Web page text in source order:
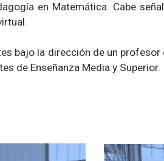
en Matemática. Cabe
bajo la dirección de un
de Enseñanza Media y Superior.